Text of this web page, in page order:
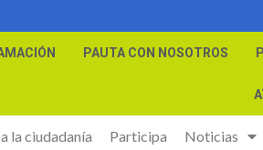
PAUTA CON NOSOTROS
la ciudadanía Participa Noticias